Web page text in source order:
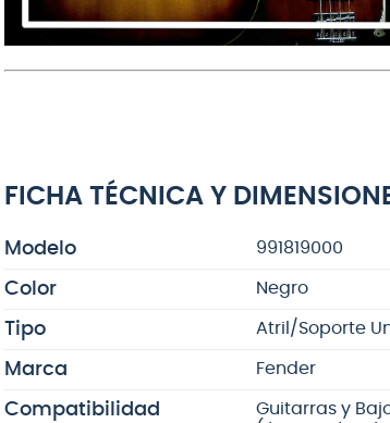
FICHA TÉCNICA Y
Modelo 991819000
Color Negro
Tipo Atril/Soporte
Marca Fender
Compatibilidad
Guitarras y